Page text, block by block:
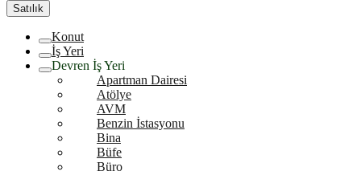
Satılık
Konut
İş Yeri
Devren İş Yeri
Apartman Dairesi
Atölye
AVM
Benzin İstasyonu
Bina
Büfe
Büro